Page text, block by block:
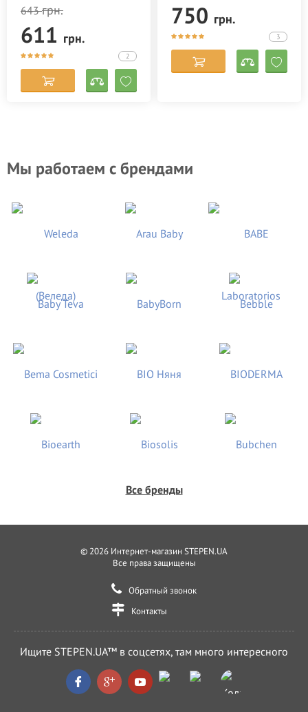
643грн.
611 грн.
2
750 грн.
3
Мы работаем с брендами
Все бренды
© 2026 Интернет-магазин STEPEN.UA
Все права защищены
Обратный звонок
Контакты
Ищите STEPEN.UA™ в соцсетях, там много интересного